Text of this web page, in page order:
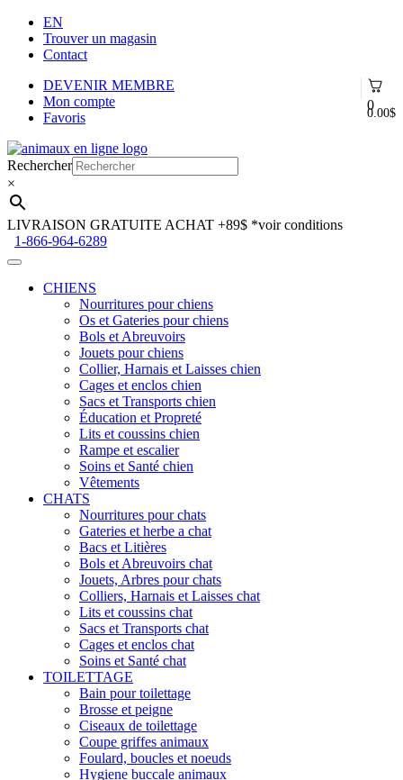
EN
Trouver un magasin
Contact
0
0.00$
DEVENIR MEMBRE
Mon compte
Favoris
Aller
à
la
navigation
Aller
au
contenu
Rechercher
×
LIVRAISON GRATUITE ACHAT +89$ *voir conditions
1-866-964-6289
CHIENS
Nourritures pour chiens
Os et Gateries pour chiens
Bols et Abreuvoirs
Jouets pour chiens
Collier, Harnais et Laisses chien
Cages et enclos chien
Sacs et Transports chien
Éducation et Propreté
Lits et coussins chien
Rampe et escalier
Soins et Santé chien
Vêtements
CHATS
Nourritures pour chats
Gateries et herbe a chat
Bacs et Litières
Bols et Abreuvoirs chat
Jouets, Arbres pour chats
Colliers, Harnais et Laisses chat
Lits et coussins chat
Sacs et Transports chat
Cages et enclos chat
Soins et Santé chat
TOILETTAGE
Bain pour toilettage
Brosse et peigne
Ciseaux de toilettage
Coupe griffes animaux
Foulard, boucles et noeuds
Hygiene buccale animaux